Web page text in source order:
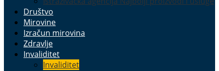
Društvo
Mirovine
Izračun mirovina
Zdravlje
Invaliditet
Invaliditet